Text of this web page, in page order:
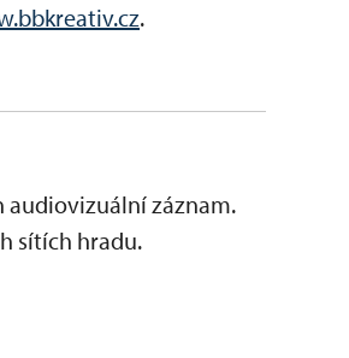
.
audiovizuální záznam.
sítích hradu.